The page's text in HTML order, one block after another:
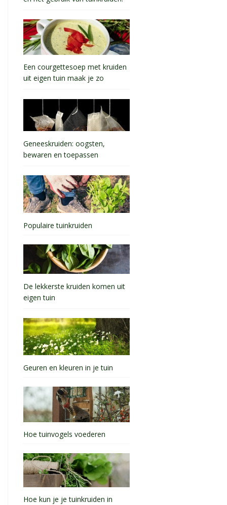
Een courgettesoep met kruiden
uit eigen tuin maak je zo
Geneeskruiden: oogsten,
bewaren en toepassen
Populaire tuinkruiden
De lekkerste kruiden komen uit
eigen tuin
Geuren en kleuren in je tuin
Hoe tuinvogels voederen
Hoe kun je je tuinkruiden in